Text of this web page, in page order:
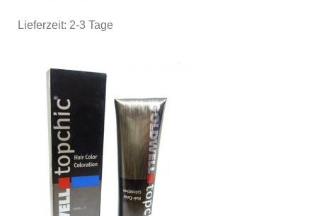
Lieferzeit: 2-3 Tage